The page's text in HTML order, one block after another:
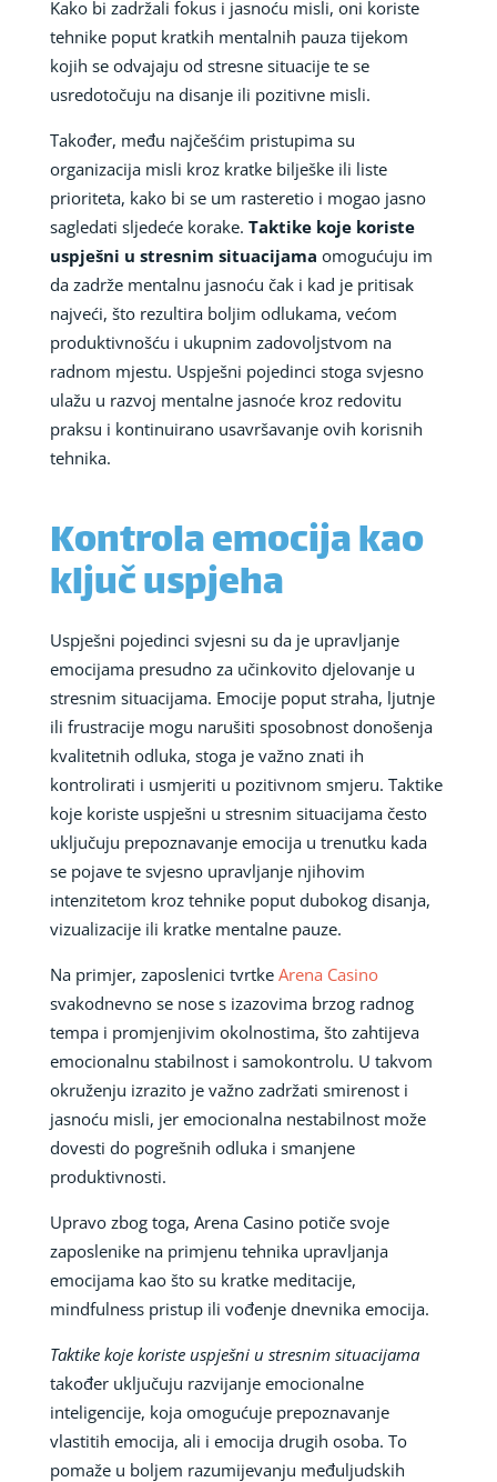
Kako bi zadržali fokus i jasnoću misli, oni koriste
tehnike poput kratkih mentalnih pauza tijekom
kojih se odvajaju od stresne situacije te se
usredotočuju na disanje ili pozitivne misli.
Također, među najčešćim pristupima su
organizacija misli kroz kratke bilješke ili liste
prioriteta, kako bi se um rasteretio i mogao jasno
sagledati sljedeće korake. Taktike koje koriste
uspješni u stresnim situacijama omogućuju im
da zadrže mentalnu jasnoću čak i kad je pritisak
najveći, što rezultira boljim odlukama, većom
produktivnošću i ukupnim zadovoljstvom na
radnom mjestu. Uspješni pojedinci stoga svjesno
ulažu u razvoj mentalne jasnoće kroz redovitu
praksu i kontinuirano usavršavanje ovih korisnih
tehnika.
Kontrola emocija kao
ključ uspjeha
Uspješni pojedinci svjesni su da je upravljanje
emocijama presudno za učinkovito djelovanje u
stresnim situacijama. Emocije poput straha, ljutnje
ili frustracije mogu narušiti sposobnost donošenja
kvalitetnih odluka, stoga je važno znati ih
kontrolirati i usmjeriti u pozitivnom smjeru. Taktike
koje koriste uspješni u stresnim situacijama često
uključuju prepoznavanje emocija u trenutku kada
se pojave te svjesno upravljanje njihovim
intenzitetom kroz tehnike poput dubokog disanja,
vizualizacije ili kratke mentalne pauze.
Na primjer, zaposlenici tvrtke Arena Casino
svakodnevno se nose s izazovima brzog radnog
tempa i promjenjivim okolnostima, što zahtijeva
emocionalnu stabilnost i samokontrolu. U takvom
okruženju izrazito je važno zadržati smirenost i
jasnoću misli, jer emocionalna nestabilnost može
dovesti do pogrešnih odluka i smanjene
produktivnosti.
Upravo zbog toga, Arena Casino potiče svoje
zaposlenike na primjenu tehnika upravljanja
emocijama kao što su kratke meditacije,
mindfulness pristup ili vođenje dnevnika emocija.
Taktike koje koriste uspješni u stresnim situacijama
također uključuju razvijanje emocionalne
inteligencije, koja omogućuje prepoznavanje
vlastitih emocija, ali i emocija drugih osoba. To
pomaže u boljem razumijevanju međuljudskih